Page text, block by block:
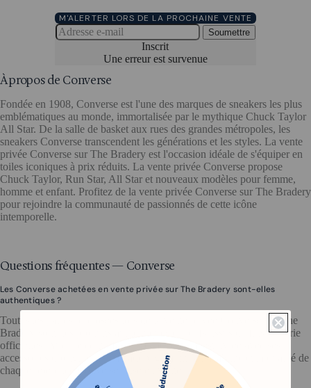
M'ALERTER LORS DE LA PROCHAINE VENTE
Soumettre
Inscrit
Une erreur est survenue
À propos de Converse
Fondée en 1908, Converse est l'une des marques de sneakers les plus
emblématiques au monde, immortalisée par le mythique Chuck Taylor
All Star. De la salle de basket aux rues des grandes métropoles, les
sneakers Converse transcendent les générations et les styles. La vente
privée Converse sur The Bradery est l'occasion idéale de s'équiper en
toiles iconiques à prix réduits. La vente privée Converse propose
Chuck Taylor, Run Star, All Star et nouveaux modèles pour femme,
homme et enfant. Profitez de la vente privée Converse sur The Bradery
pour rejoindre la communauté de passionnés de cette icône
intemporelle.
Questions fréquentes — Converse
Les Converse achetées en vente privée sur The Bradery sont-elles
authentiques ?
Toutes les paires proposées lors de la vente privée Converse sur The
Bradery sont des produits authentiques et neufs, issus de fins de série
officielles. Aucune contrefaçon : chaque paire est livrée avec ses
accessoires d’origine. The Bradery garantit la traçabilité et la qualité de
chaque référence Converse mise en vente.